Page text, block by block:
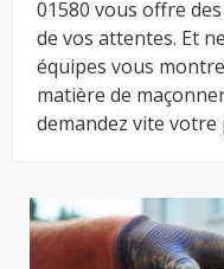
01580 vous offre
de vos attentes. Et
équipes vous
matière de
demandez vite votre